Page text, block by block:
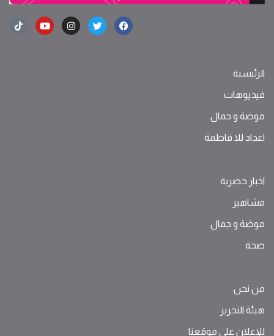
الرئيسية
فيديوهات
موضة ‫و‬ ‫‬‫جمال‬
اعداد للا فاطمة
اخبار حصرية
مشاهير
موضة ‫و‬ ‫‬‫جمال‬
صحة
من نحن
هيئة التحرير
للإعلان على موقعنا